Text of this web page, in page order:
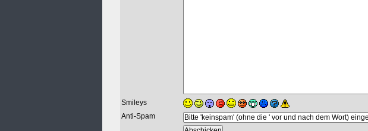
Smileys
Anti-Spam